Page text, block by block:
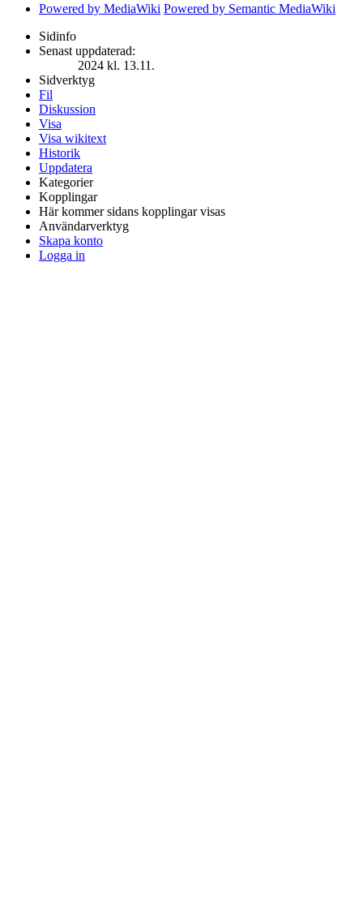
Powered by MediaWiki Powered by Semantic MediaWiki
Sidinfo
Senast uppdaterad:
2024 kl. 13.11.
Sidverktyg
Fil
Diskussion
Visa
Visa wikitext
Historik
Uppdatera
Kategorier
Kopplingar
Här kommer sidans kopplingar visas
Användarverktyg
Skapa konto
Logga in